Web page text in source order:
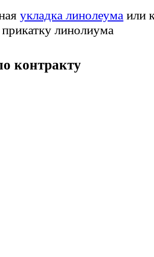
укладка линолеума или
линолиума
контракту